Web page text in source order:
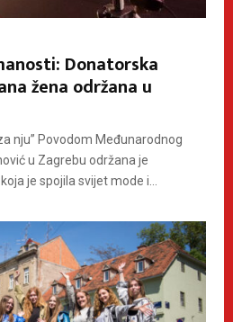
Donatorska
žena održana u
nju” Povodom Međunarodnog
u Zagrebu održana je
je spojila svijet mode i...